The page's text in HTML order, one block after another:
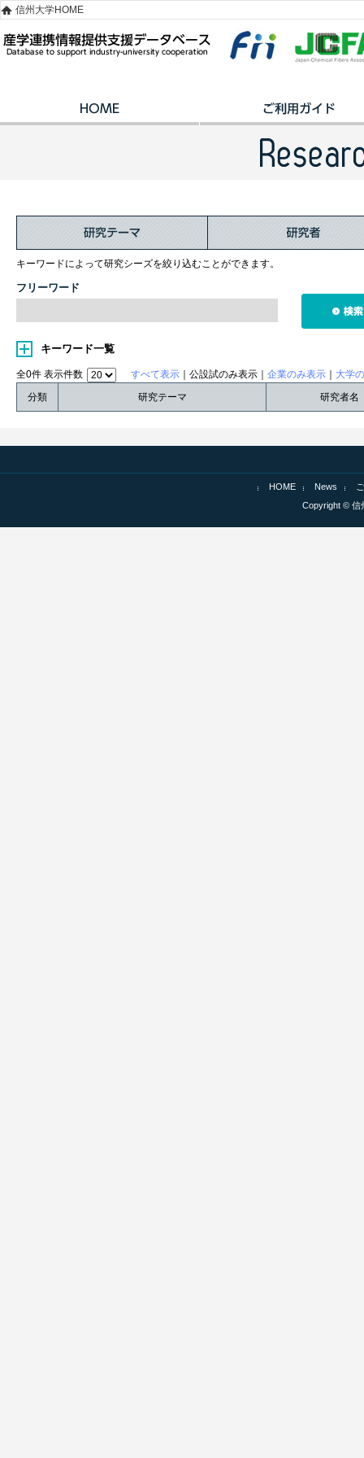
信州大学HOME
キーワードによって研究シーズを絞り込むことができます。
フリーワード
キーワード一覧
全0件 表示件数 すべて表示 ｜公設試のみ表示｜ 企業のみ表示
大学
分類
研究テーマ 研究者名
HOME News
Copyright © 信